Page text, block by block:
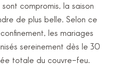
compromis, la saison
de plus belle. Selon ce
les mariages
sereinement dès le 30
totale du couvre-feu.